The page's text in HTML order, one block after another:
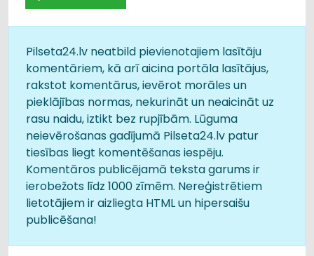
Pilseta24.lv neatbild pievienotajiem lasītāju
komentāriem, kā arī aicina portāla lasītājus,
rakstot komentārus, ievērot morāles un
pieklājības normas, nekurināt un neaicināt uz
rasu naidu, iztikt bez rupjībām. Lūguma
neievērošanas gadījumā Pilseta24.lv patur
tiesības liegt komentēšanas iespēju.
Komentāros publicējamā teksta garums ir
ierobežots līdz 1000 zīmēm. Nereģistrētiem
lietotājiem ir aizliegta HTML un hipersaišu
publicēšana!